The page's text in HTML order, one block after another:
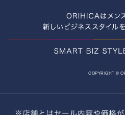
COPYRIGHT ©